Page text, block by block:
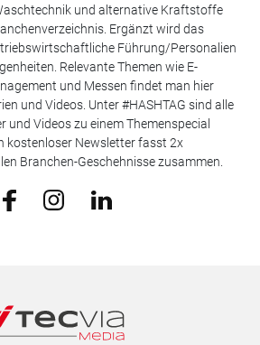
und alternative Kraftstoffe
Ergänzt wird das
Führung/Personalien
Relevante Themen wie E-
und Messen findet man hier
und Videos. Unter #HASHTAG sind alle
und Videos zu einem Themenspecial
kostenloser Newsletter fasst 2x
Branchen-Geschehnisse zusammen.